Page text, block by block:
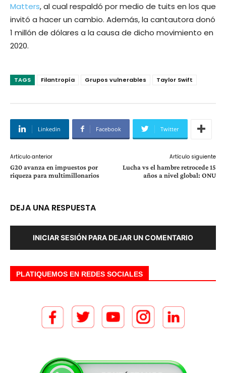
Matters, al cual respaldó por medio de tuits en los que
invitó a hacer un cambio. Además, la cantautora donó
1 millón de dólares a la causa de dicho movimiento en
2020.
TAGS Filantropía Grupos vulnerables Taylor Swift
Linkedin Facebook Twitter
Artículo anterior
G20 avanza en impuestos por
riqueza para multimillonarios
Artículo siguiente
Lucha vs el hambre retrocede 15
años a nivel global: ONU
DEJA UNA RESPUESTA
INICIAR SESIÓN PARA DEJAR UN COMENTARIO
PLATIQUEMOS EN REDES SOCIALES